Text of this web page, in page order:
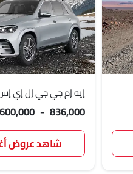
إيه إم جي جي إل إي
600,000 - 836,000
شاهد عروض